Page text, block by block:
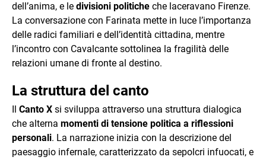
dell’anima, e le divisioni politiche che laceravano Firenze.
La conversazione con Farinata mette in luce l’importanza
delle radici familiari e dell’identità cittadina, mentre
l’incontro con Cavalcante sottolinea la fragilità delle
relazioni umane di fronte al destino.​
La struttura del canto
Il Canto X si sviluppa attraverso una struttura dialogica
che alterna momenti di tensione politica a riflessioni
personali. La narrazione inizia con la descrizione del
paesaggio infernale, caratterizzato da sepolcri infuocati, e